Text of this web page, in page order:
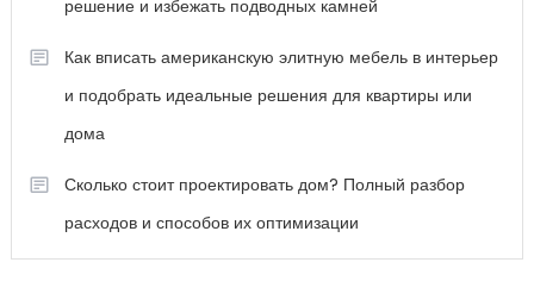
решение и избежать подводных камней
Как вписать американскую элитную мебель в интерьер
и подобрать идеальные решения для квартиры или
дома
Сколько стоит проектировать дом? Полный разбор
расходов и способов их оптимизации